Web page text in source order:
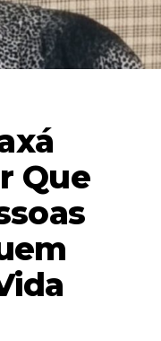
Que